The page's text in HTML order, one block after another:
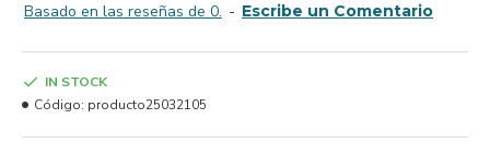
Basado en las reseñas de 0. - Escribe un Comentario
IN STOCK
Código: producto25032105